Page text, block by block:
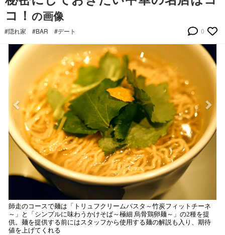
コ！ の画像
#隠れ家 #BAR #デート 0
師走のコースで麺は「トリュフクリームパスタ～竹炭フィットチーネ
～」と「シンプルに味わうかけそば～極細 烏骨鶏卵麺～」の2種を提
供。麺を提供する前にはスタッフから使用する麺の解説も入り、期待
値を上げてくれる